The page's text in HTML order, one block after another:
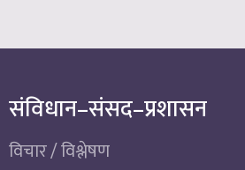
संविधान–संसद–प्रशासन
विचार / विश्लेषण